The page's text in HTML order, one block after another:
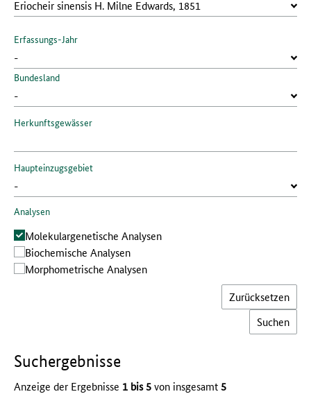
Erfassungs-Jahr
Bundesland
Herkunftsgewässer
Haupteinzugsgebiet
Analysen
Molekular­genetische Analysen
Bio­chemische Analysen
Morphometrische Analysen
Zurücksetzen
Such­ergebnisse
Anzeige der Ergebnisse 1 bis 5von insgesamt5